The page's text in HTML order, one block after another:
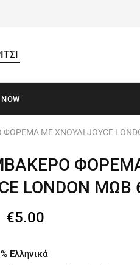
ΜΕ ΧΝΟΥΔΙ JOYCE
LONDON ΜΩΒ
€5.00
Ελληνικά